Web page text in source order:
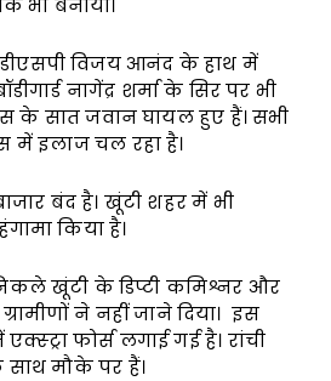
भी बनाया।
विजय आनंद के हाथ में
नागेंद्र शर्मा के सिर पर भी
के सात जवान घायल हुए हैं। सभी
में इलाज चल रहा है।
बंद है। खूंटी शहर में भी
किया है।
खूंटी के डिप्टी कमिश्नर और
ने नहीं जाने दिया। इस
फोर्स लगाई गई है। रांची
मौके पर हैं।